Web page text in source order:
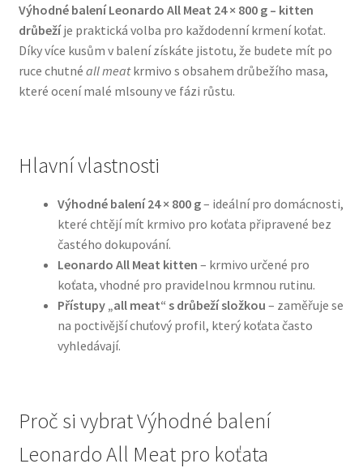
Bozita pro psy — Švédské krmivo s nordickou kvalitou
Brit pro psy
přírodními složkami
Happy Dog — Německá kvalita a přirozené složení
Hill’s pro psy
Hračky pro psy
Konzervy a kapsičky pro psy
Oblečky pro psy
Výhodné balení Leonardo All Meat 24 × 800 g – kitten
drůbežíje praktická volba pro každodenní krmení koťat.
Díky více kusům v balení získáte jistotu, že budete mít po
ruce chutné all meatkrmivo s obsahem drůbežího masa,
které ocení malé mlsouny ve fázi růstu.
Hlavní vlastnosti
Výhodné balení 24 × 800 g– ideální pro domácnosti,
které chtějí mít krmivo pro koťata připravené bez
častého dokupování.
Leonardo All Meat kitten – krmivo určené pro
koťata, vhodné pro pravidelnou krmnou rutinu.
Přístupy „all meat“ s drůbeží složkou – zaměřuje se
na poctivější chuťový profil, který koťata často
vyhledávají.
Proč si vybrat Výhodné balení
Leonardo All Meat pro koťata